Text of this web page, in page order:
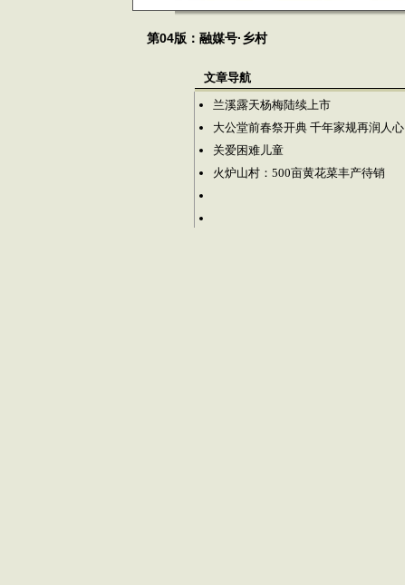
第04版：融媒号·乡村
文章导航
兰溪露天杨梅陆续上市
大公堂前春祭开典 千年家规再润人心
关爱困难儿童
火炉山村：500亩黄花菜丰产待销